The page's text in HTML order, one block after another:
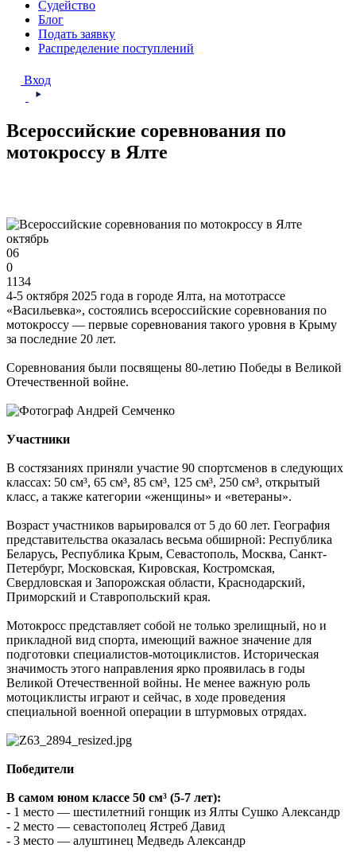
Судейство
Блог
Подать заявку
Распределение поступлений
Вход
Всероссийские соревнования по
мотокроссу в Ялте
октябрь
06
0
1134
4-5 октября 2025 года в городе Ялта, на мототрассе
«Васильевка», состоялись всероссийские соревнования по
мотокроссу — первые соревнования такого уровня в Крыму
за последние 20 лет.
Соревнования были посвящены 80-летию Победы в Великой
Отечественной войне.
Участники
В состязаниях приняли участие 90 спортсменов в следующих
классах: 50 см³, 65 см³, 85 см³, 125 см³, 250 см³, открытый
класс, а также категории «женщины» и «ветераны».
Возраст участников варьировался от 5 до 60 лет. География
представительства оказалась весьма обширной: Республика
Беларусь, Республика Крым, Севастополь, Москва, Санкт-
Петербург, Московская, Кировская, Костромская,
Свердловская и Запорожская области, Краснодарский,
Приморский и Ставропольский края.
Мотокросс представляет собой не только зрелищный, но и
прикладной вид спорта, имеющий важное значение для
подготовки специалистов-мотоциклистов. Историческая
значимость этого направления ярко проявилась в годы
Великой Отечественной войны. Не менее важную роль
мотоциклисты играют и сейчас, в ходе проведения
специальной военной операции в штурмовых отрядах.
Победители
В самом юном классе 50 см³ (5-7 лет):
- 1 место — шестилетний гонщик из Ялты Сушко Александр
- 2 место — севастополец Ястреб Давид
- 3 место — алуштинец Медведь Александр